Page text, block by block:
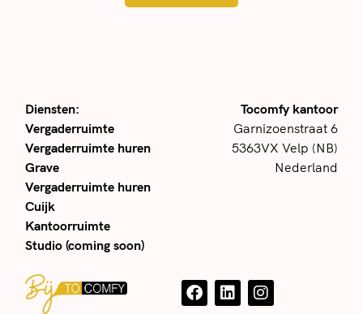
Diensten:
Vergaderruimte
Vergaderruimte huren
Grave
Vergaderruimte huren
Cuijk
Kantoorruimte
Studio (coming soon)
Tocomfy kantoor
Garnizoenstraat 6
5363VX Velp (NB)
Nederland